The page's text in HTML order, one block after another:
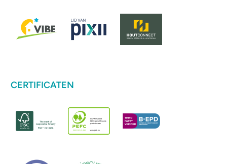
CERTIFICATEN